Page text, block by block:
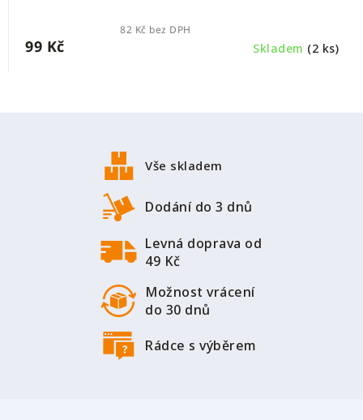
Skladem (2 ks)
82 Kč bez DPH
99 Kč
Vše skladem
Dodání do 3 dnů
Levná doprava od
49 Kč
Možnost vrácení
do 30 dnů
Rádce s výběrem